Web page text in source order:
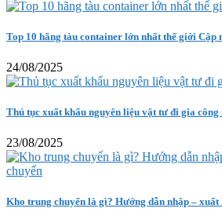
Top 10 hãng tàu container lớn nhất thế giới Cập
24/08/2025
Thủ tục xuất khẩu nguyên liệu vật tư đi gia công
23/08/2025
Kho trung chuyển là gì? Hướng dẫn nhập –